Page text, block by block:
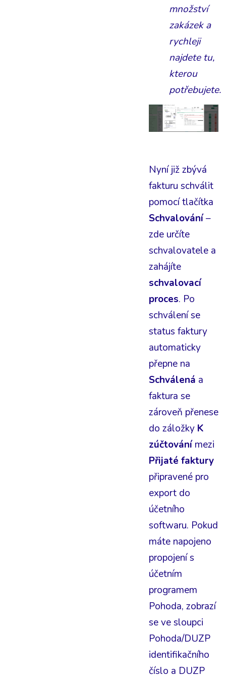
množství
zakázek a
rychleji
najdete tu,
kterou
potřebujete.
Nyní již zbývá
fakturu schválit
pomocí tlačítka
Schvalování–
zde určíte
schvalovatele a
zahájíte
schvalovací
proces. Po
schválení se
status faktury
automaticky
přepne na
Schválená a
faktura se
zároveň přenese
do záložky K
zúčtovánímezi
Přijaté faktury
připravené pro
export do
účetního
softwaru. Pokud
máte napojeno
propojení s
účetním
programem
Pohoda, zobrazí
se ve sloupci
Pohoda/DUZP
identifikačního
číslo a DUZP